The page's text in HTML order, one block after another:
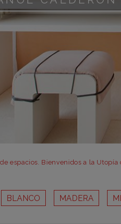
espacios. Bienvenidos a la Utopía
BLANCO MADERA